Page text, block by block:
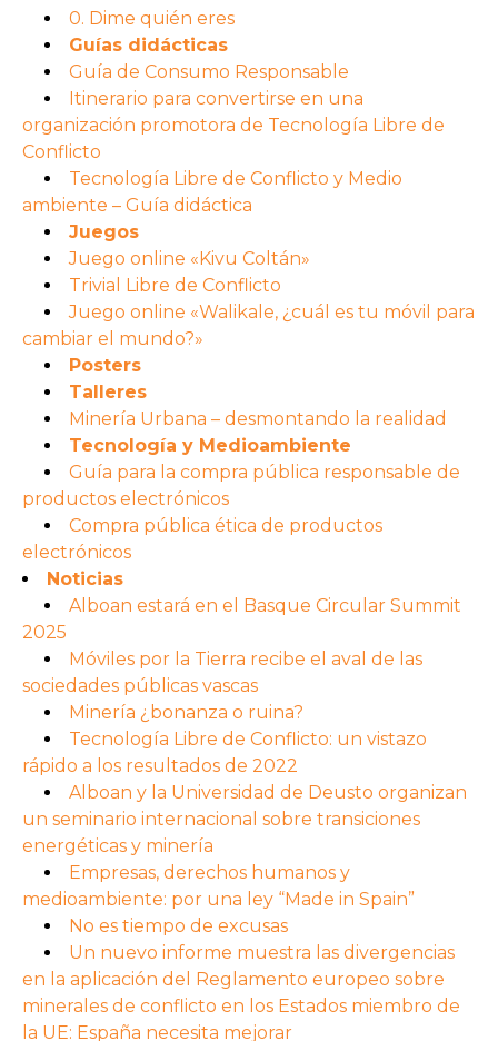
0. Dime quién eres
Guías didácticas
Guía de Consumo Responsable
Itinerario para convertirse en una
organización promotora de Tecnología Libre de
Conflicto
Tecnología Libre de Conflicto y Medio
ambiente – Guía didáctica
Juegos
Juego online «Kivu Coltán»
Trivial Libre de Conflicto
Juego online «Walikale, ¿cuál es tu móvil para
cambiar el mundo?»
Posters
Talleres
Minería Urbana – desmontando la realidad
Tecnología y Medioambiente
Guía para la compra pública responsable de
productos electrónicos
Compra pública ética de productos
electrónicos
Noticias
Alboan estará en el Basque Circular Summit
2025
Móviles por la Tierra recibe el aval de las
sociedades públicas vascas
Minería ¿bonanza o ruina?
Tecnología Libre de Conflicto: un vistazo
rápido a los resultados de 2022
Alboan y la Universidad de Deusto organizan
un seminario internacional sobre transiciones
energéticas y minería
Empresas, derechos humanos y
medioambiente: por una ley “Made in Spain”
No es tiempo de excusas
Un nuevo informe muestra las divergencias
en la aplicación del Reglamento europeo sobre
minerales de conflicto en los Estados miembro de
la UE: España necesita mejorar